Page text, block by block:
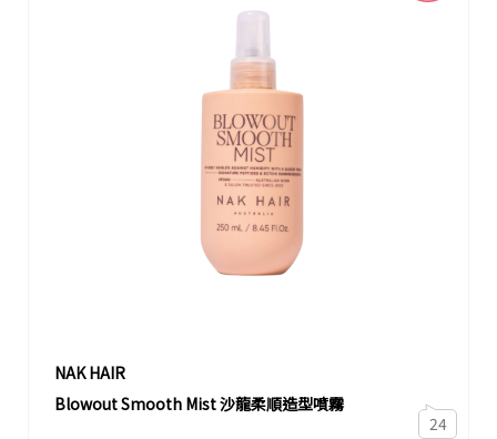
NAK HAIR
Blowout Smooth Mist 沙龍柔順造型噴霧
24